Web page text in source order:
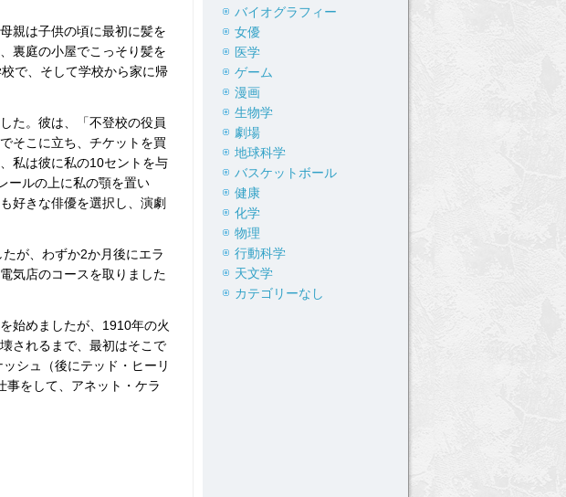
親は子供の頃に最初に髪を
裏庭の小屋でこっそり髪を
で、そして学校から家に帰
た。彼は、「不登校の役員
そこに立ち、チケットを買
私は彼に私の10セントを与
ールの上に私の顎を置い
好きな俳優を選択し、演劇
が、わずか2か月後にエラ
気店のコースを取りました
始めましたが、1910年の火
されるまで、最初はそこで
シュ（後にテッド・ヒーリ
事をして、アネット・ケラ
バイオグラフィー
女優
医学
ゲーム
漫画
生物学
劇場
地球科学
バスケットボール
健康
化学
物理
行動科学
天文学
カテゴリーなし